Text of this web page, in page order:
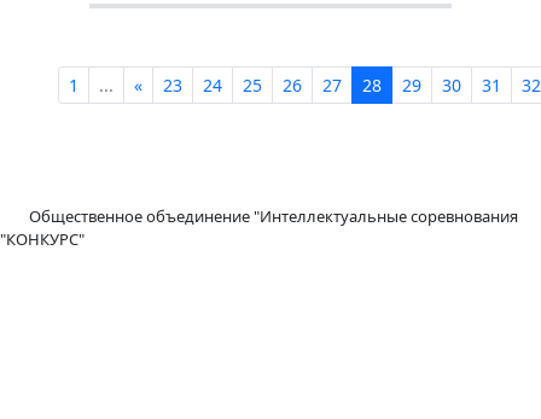
1 ... « 23 24 25 26 27 28 29 30 31 32
Общественное объединение "Интеллектуальные соревнования
"КОНКУРС"